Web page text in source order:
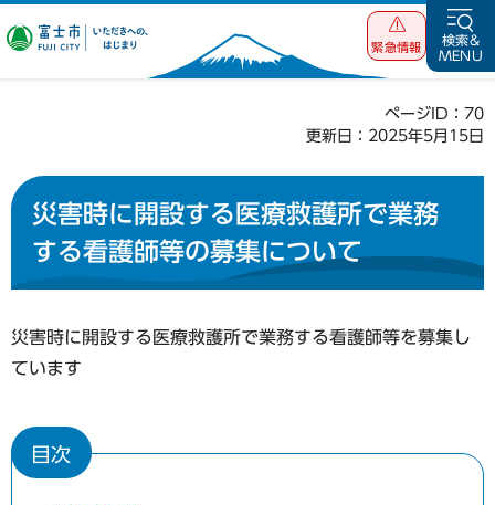
富士市 いただ
緊急情報
検索&
MENU
ページID：70
更新日：2025年5月15日
災害時に開設する医療救護所で業務
する看護師等の募集について
災害時に開設する医療救護所で業務する看護師等を募集し
ています
目次